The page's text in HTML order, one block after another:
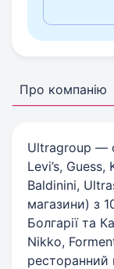
Про компанію
Ultragroup —
Levi’s,
Baldinini,
магазини) з
Болгарії та
Nikko,
ресторанний